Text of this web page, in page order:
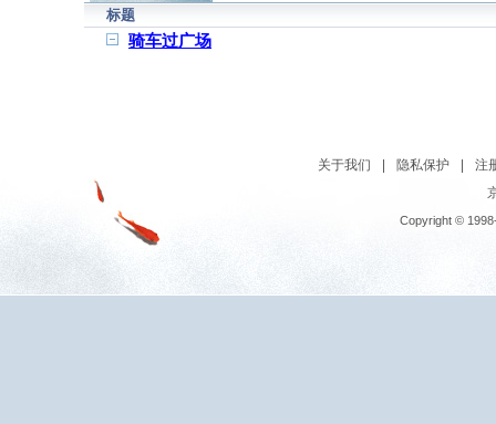
标题
骑车过广场
关于我们 隐私保护
注
Copyright ©